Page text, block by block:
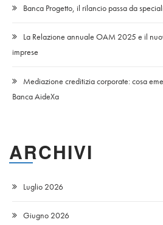
Banca Progetto, il rilancio passa da
La Relazione annuale OAM 2025 e il
imprese
Mediazione creditizia corporate: cosa
Banca AideXa
ARCHIVI
Luglio 2026
Giugno 2026